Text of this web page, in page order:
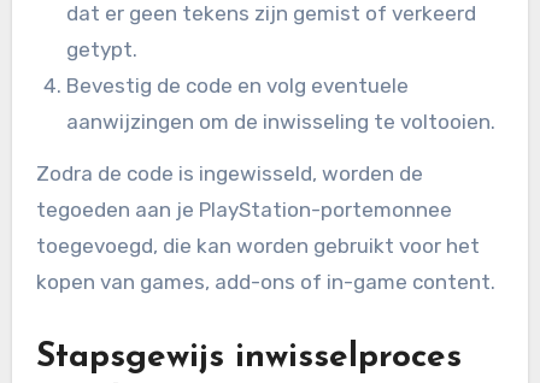
dat er geen tekens zijn gemist of verkeerd
getypt.
Bevestig de code en volg eventuele
aanwijzingen om de inwisseling te voltooien.
Zodra de code is ingewisseld, worden de
tegoeden aan je PlayStation-portemonnee
toegevoegd, die kan worden gebruikt voor het
kopen van games, add-ons of in-game content.
Stapsgewijs inwisselproces